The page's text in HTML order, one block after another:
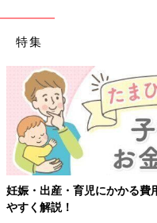
特集
【ワクチン接種できる